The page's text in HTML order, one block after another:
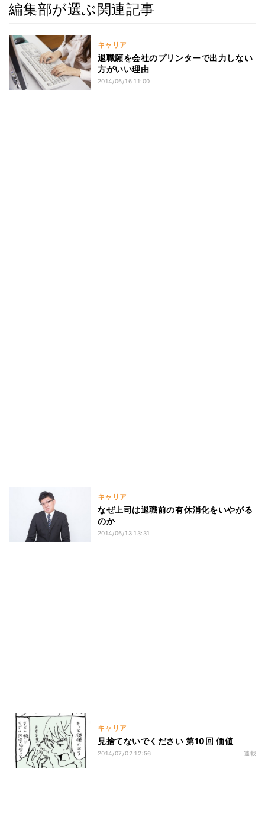
編集部が選ぶ関連記事
キャリア
退職願を会社のプリンターで出力しない
方がいい理由
2014/06/16 11:00
キャリア
なぜ上司は退職前の有休消化をいやがる
のか
2014/06/13 13:31
キャリア
見捨てないでください 第10回 価値
2014/07/02 12:56 連載